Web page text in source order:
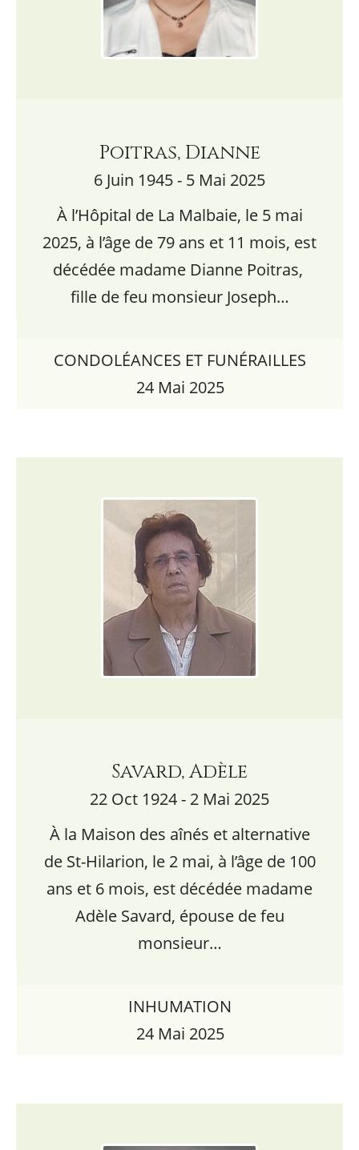
Poitras, Dianne
6 Juin 1945 - 5 Mai 2025
À l’Hôpital de La Malbaie, le 5 mai
2025, à l’âge de 79 ans et 11 mois, est
décédée madame Dianne Poitras,
fille de feu monsieur Joseph…
CONDOLÉANCES ET FUNÉRAILLES
24 Mai 2025
Savard, Adèle
22 Oct 1924 - 2 Mai 2025
À la Maison des aînés et alternative
de St-Hilarion, le 2 mai, à l’âge de 100
ans et 6 mois, est décédée madame
Adèle Savard, épouse de feu
monsieur…
INHUMATION
24 Mai 2025